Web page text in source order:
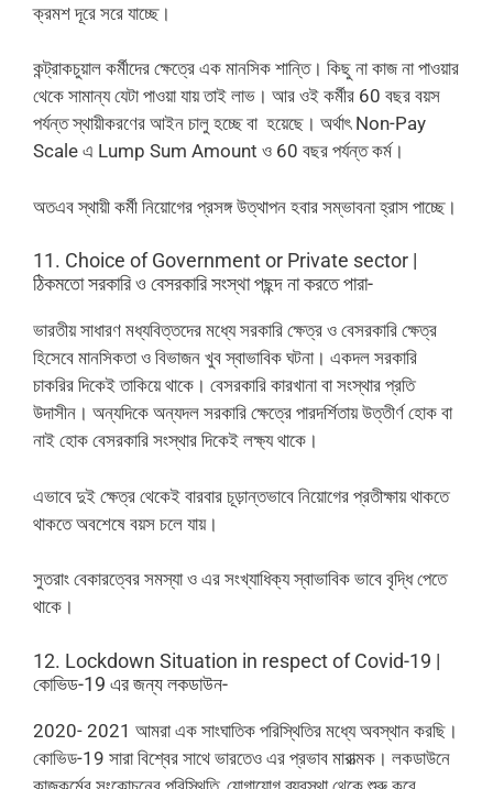
ক্রমশ দূরে সরে যাচ্ছে।
কন্ট্রাকচুয়াল কর্মীদের ক্ষেত্রে এক মানসিক শান্তি। কিছু না কাজ না পাওয়ার
থেকে সামান্য যেটা পাওয়া যায় তাই লাভ। আর ওই কর্মীর 60 বছর বয়স
পর্যন্ত স্থায়ীকরণের আইন চালু হচ্ছে বা হয়েছে। অর্থাৎ Non-Pay
Scale এ Lump Sum Amount ও 60 বছর পর্যন্ত কর্ম।
অতএব স্থায়ী কর্মী নিয়োগের প্রসঙ্গ উত্থাপন হবার সম্ভাবনা হ্রাস পাচ্ছে।
11. Choice of Government or Private sector |
ঠিকমতো সরকারি ও বেসরকারি সংস্থা পছন্দ না করতে পারা-
ভারতীয় সাধারণ মধ্যবিত্তদের মধ্যে সরকারি ক্ষেত্র ও বেসরকারি ক্ষেত্র
হিসেবে মানসিকতা ও বিভাজন খুব স্বাভাবিক ঘটনা। একদল সরকারি
চাকরির দিকেই তাকিয়ে থাকে। বেসরকারি কারখানা বা সংস্থার প্রতি
উদাসীন। অন্যদিকে অন্যদল সরকারি ক্ষেত্রে পারদর্শিতায় উত্তীর্ণ হোক বা
নাই হোক বেসরকারি সংস্থার দিকেই লক্ষ্য থাকে।
এভাবে দুই ক্ষেত্র থেকেই বারবার চূড়ান্তভাবে নিয়োগের প্রতীক্ষায় থাকতে
থাকতে অবশেষে বয়স চলে যায়।
সুতরাং বেকারত্বের সমস্যা ও এর সংখ্যাধিক্য স্বাভাবিক ভাবে বৃদ্ধি পেতে
থাকে।
12. Lockdown Situation in respect of Covid-19 |
কোভিড-19 এর জন্য লকডাউন-
2020- 2021 আমরা এক সাংঘাতিক পরিস্থিতির মধ্যে অবস্থান করছি।
কোভিড-19 সারা বিশ্বের সাথে ভারতেও এর প্রভাব মারাত্মক। লকডাউনে